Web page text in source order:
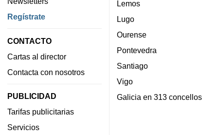
Regístrate
CONTACTO
Cartas al director
Contacta con nosotros
PUBLICIDAD
Tarifas publicitarias
Servicios
Lemos
Lugo
Ourense
Pontevedra
Santiago
Vigo
Galicia en 313 concellos